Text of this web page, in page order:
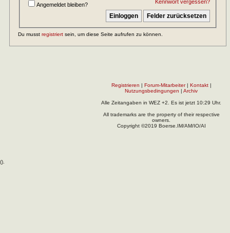
Kennwort vergessen?
Angemeldet bleiben?
Du musst registriert sein, um diese Seite aufrufen zu können.
Registrieren | Forum-Mitarbeiter| Kontakt|
Nutzungsbedingungen | Archiv
Alle Zeitangaben in WEZ +2. Es ist jetzt 10:29 Uhr.
All trademarks are the property of their respective
owners.
Copyright ©2019 Boerse.IM/AM/IO/AI
().